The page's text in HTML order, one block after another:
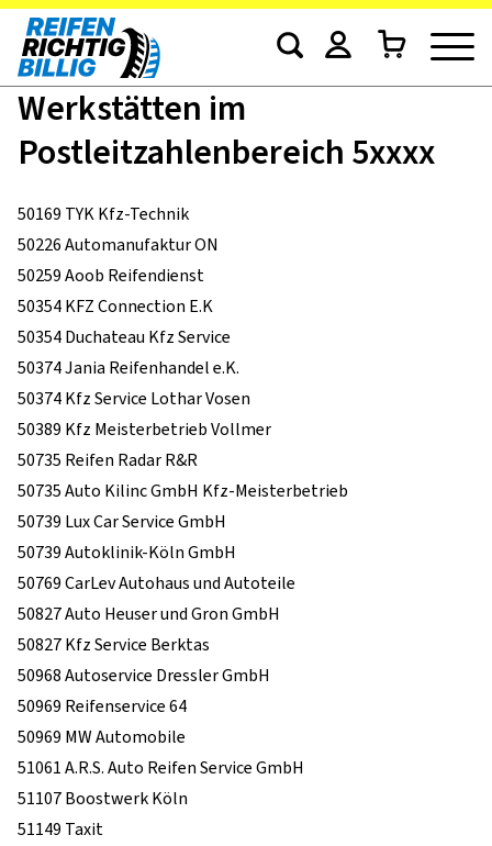
Werkstätten im
Postleitzahlenbereich 5xxxx
50169 TYK Kfz-Technik
50226 Automanufaktur ON
50259 Aoob Reifendienst
50354 KFZ Connection E.K
50354 Duchateau Kfz Service
50374 Jania Reifenhandel e.K.
50374 Kfz Service Lothar Vosen
50389 Kfz Meisterbetrieb Vollmer
50735 Reifen Radar R&R
50735 Auto Kilinc GmbH Kfz-Meisterbetrieb
50739 Lux Car Service GmbH
50739 Autoklinik-Köln GmbH
50769 CarLev Autohaus und Autoteile
50827 Auto Heuser und Gron GmbH
50827 Kfz Service Berktas
50968 Autoservice Dressler GmbH
50969 Reifenservice 64
50969 MW Automobile
51061 A.R.S. Auto Reifen Service GmbH
51107 Boostwerk Köln
51149 Taxit